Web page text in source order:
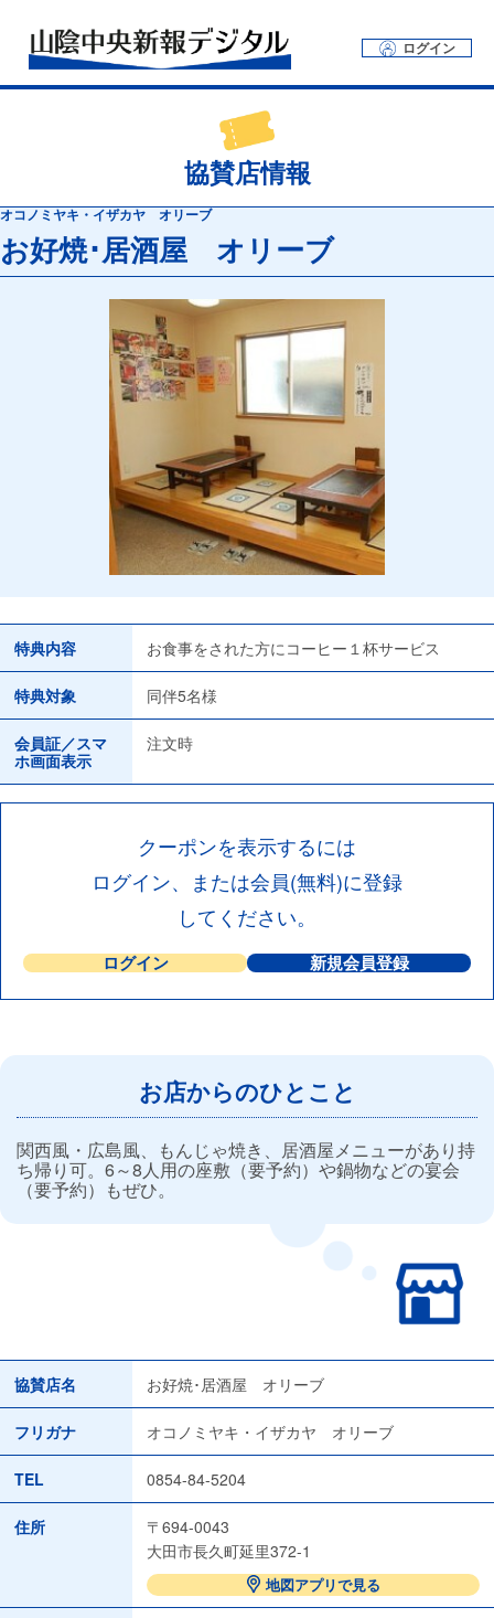
ログイン
協賛店情報
オコノミヤキ・イザカヤ オリーブ
お好焼･居酒屋 オリーブ
特典内容 お食事をされた方にコーヒー１杯サービス
特典対象 同伴5名様
会員証／スマ
ホ画面表示
注文時
クーポンを表示するには
ログイン、または会員(無料)に登録
してください。
ログイン 新規会員登録
お店からのひとこと
関西風・広島風、もんじゃ焼き、居酒屋メニューがあり持
ち帰り可。6～8人用の座敷（要予約）や鍋物などの宴会
（要予約）もぜひ。
協賛店名 お好焼･居酒屋 オリーブ
フリガナ オコノミヤキ・イザカヤ オリーブ
TEL 0854-84-5204
住所
〒694-0043
大田市長久町延里372-1
地図アプリで見る